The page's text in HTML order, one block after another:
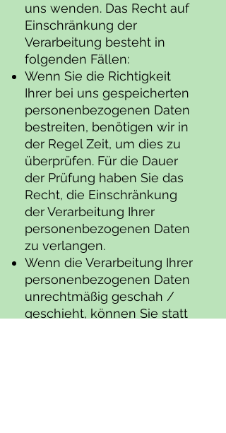
uns wenden. Das Recht auf
Einschränkung der
Verarbeitung besteht in
folgenden Fällen:
Wenn Sie die Richtigkeit
Ihrer bei uns gespeicherten
personenbezogenen Daten
bestreiten, benötigen wir in
der Regel Zeit, um dies zu
überprüfen. Für die Dauer
der Prüfung haben Sie das
Recht, die Einschränkung
der Verarbeitung Ihrer
personenbezogenen Daten
zu verlangen.
Wenn die Verarbeitung Ihrer
personenbezogenen Daten
unrechtmäßig geschah /
geschieht, können Sie statt